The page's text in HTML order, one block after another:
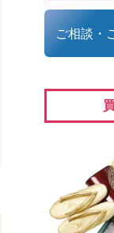
ご相談・